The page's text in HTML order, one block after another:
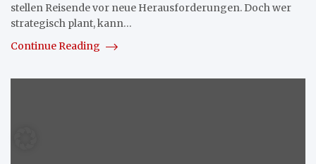
stellen Reisende vor neue Herausforderungen. Doch wer
strategisch plant, kann…
Continue Reading